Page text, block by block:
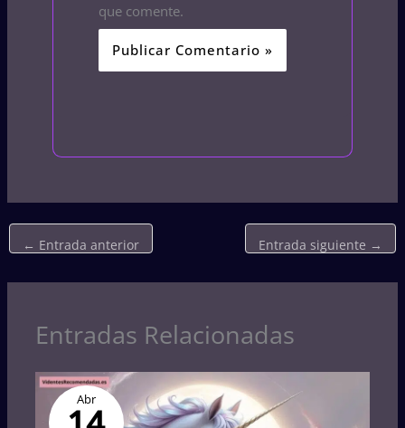
que comente.
← Entrada anterior Entrada siguiente →
Entradas Relacionadas
Abr